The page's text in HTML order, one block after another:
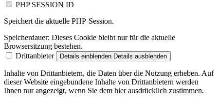
PHP SESSION ID
Speichert die aktuelle PHP-Session.
Speicherdauer: Dieses Cookie bleibt nur für die aktuelle
Browsersitzung bestehen.
Drittanbieter
Details einblenden Details ausblenden
Inhalte von Drittanbietern, die Daten über die Nutzung erheben. Auf
dieser Website eingebundene Inhalte von Drittanbietern werden
Ihnen nur angezeigt, wenn Sie dem hier ausdrücklich zustimmen.